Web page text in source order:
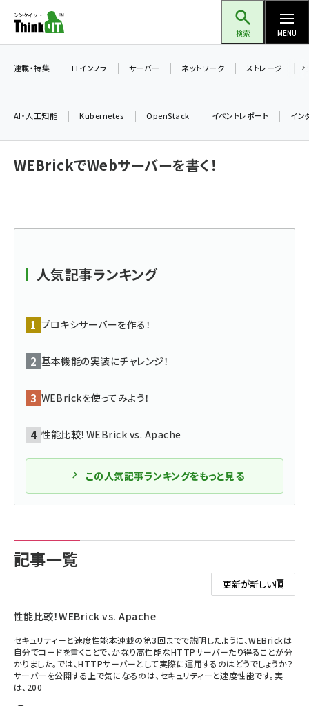
ン
ツ
検索 MENU
ai (2504)
北海道をのんびり旅する晴山佳須夫のヒント集！ (2047)
genai (1492)
連載・特集 ITインフラ サーバー ネットワーク ストレージ
AI・人工知能 Kubernetes OpenStack イベントレポート イン
WEBrickでWebサーバーを書く！
人気記事ランキング
プロキシサーバーを作る！
基本機能の実装にチャレンジ！
WEBrickを使ってみよう！
性能比較！WEBrick vs. Apache
この人気記事ランキングをもっと見る
記事一覧
性能比較！WEBrick vs. Apache
セキュリティーと速度性能本連載の第3回までで説明したように、WEBrickは
自分でコードを書くことで、かなり高性能なHTTPサーバーたり得ることが分
かりました。では、HTTPサーバーとして実際に運用するのはどうでしょうか？
サーバーを公開する上で気になるのは、セキュリティーと速度性能です。実
は、200